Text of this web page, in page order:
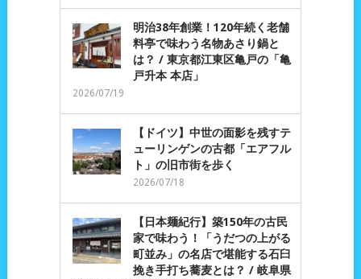
明治38年創業！120年続く老舗
料亭で味わう名物あさり鍋と
は？ / 東京都江東区亀戸の「亀
戸升本 本店」
2026/07/19
【ドイツ】中世の面影を残すテ
ューリンゲンの古都「エアフル
ト」の旧市街を歩く
2026/07/18
【日本麺紀行】築150年の古民
家で味わう！「うだつの上がる
町並み」の名店で堪能する石臼
挽き手打ち蕎麦とは？ / 岐阜県